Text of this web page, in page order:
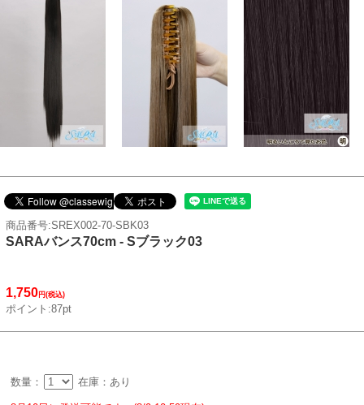
商品番号:SREX002-70-SBK03
SARAバンス70cm - Sブラック03
1,750円(税込)
ポイント:87pt
数量： 在庫：あり